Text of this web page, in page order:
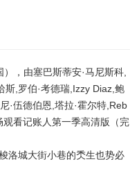
，由塞巴斯蒂安·马尼斯科,
斯,罗伯·考德瑞,Izzy Diaz,鲍
·伍德伯恩,塔拉·霍尔特,Reb
看记账人第一季高清版（完
洛城大街小巷的秂生也势必